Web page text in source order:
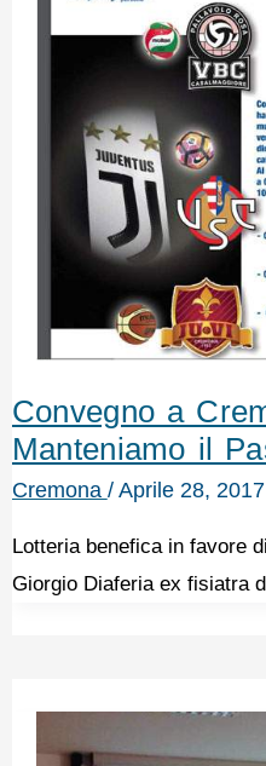
Convegno a
Manteniamo il
Cremona / Aprile 28, 2017
Lotteria benefica in favore
Giorgio Diaferia ex fisiatra